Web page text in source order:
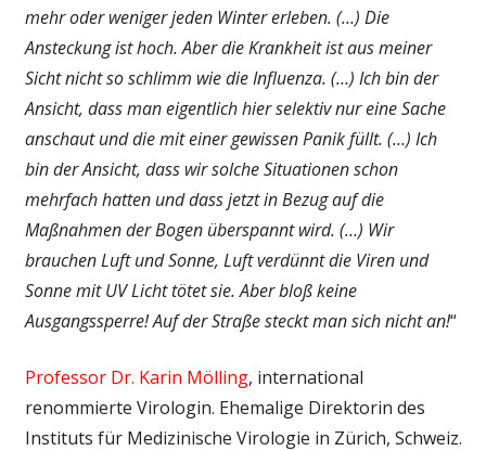
mehr oder weniger jeden Winter erleben. (…) Die
Ansteckung ist hoch. Aber die Krankheit ist aus meiner
Sicht nicht so schlimm wie die Influenza. (…) Ich bin der
Ansicht, dass man eigentlich hier selektiv nur eine Sache
anschaut und die mit einer gewissen Panik füllt. (…) Ich
bin der Ansicht, dass wir solche Situationen schon
mehrfach hatten und dass jetzt in Bezug auf die
Maßnahmen der Bogen überspannt wird. (…) Wir
brauchen Luft und Sonne, Luft verdünnt die Viren und
Sonne mit UV Licht tötet sie. Aber bloß keine
Ausgangssperre! Auf der Straße steckt man sich nicht an!“
Professor Dr. Karin Mölling, international
renommierte Virologin. Ehemalige Direktorin des
Instituts für Medizinische Virologie in Zürich, Schweiz.